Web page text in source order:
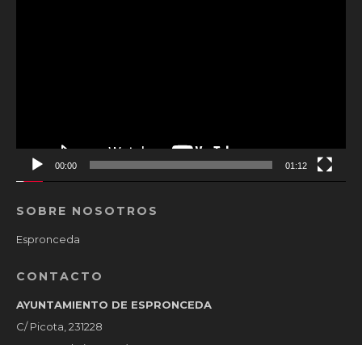
00:00 01:12
SOBRE NOSOTROS
Espronceda
CONTACTO
AYUNTAMIENTO DE ESPRONCEDA
C/ Picota, 231228